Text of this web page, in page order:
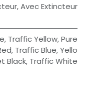
,Avec Extincteur
, Traffic Yellow,Pure
, Traffic Blue,Yello
Black, Traffic White